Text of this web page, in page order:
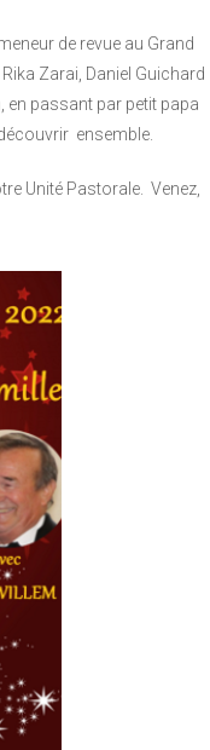
de revue au Grand
Zarai, Daniel Guichard
passant par petit papa
ensemble.
Unité Pastorale. Venez,